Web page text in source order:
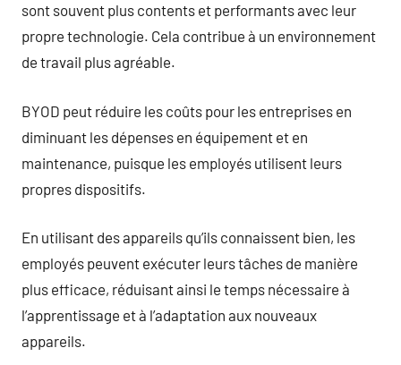
sont souvent plus contents et performants avec leur
propre technologie. Cela contribue à un environnement
de travail plus agréable.
BYOD peut réduire les coûts pour les entreprises en
diminuant les dépenses en équipement et en
maintenance, puisque les employés utilisent leurs
propres dispositifs.
En utilisant des appareils qu’ils connaissent bien, les
employés peuvent exécuter leurs tâches de manière
plus efficace, réduisant ainsi le temps nécessaire à
l’apprentissage et à l’adaptation aux nouveaux
appareils.